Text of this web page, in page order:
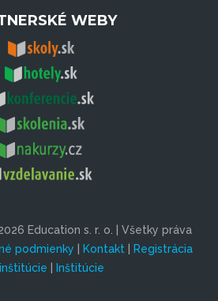
WEBY
Education s. r. o. | Všetky práva
podmienky Kontakt|
Registrácia
Inštitúcie